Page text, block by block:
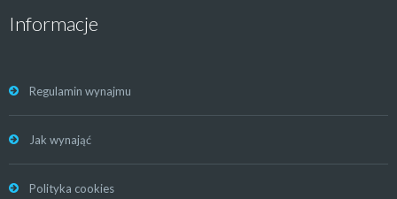
Informacje
Regulamin wynajmu
Jak wynająć
Polityka cookies